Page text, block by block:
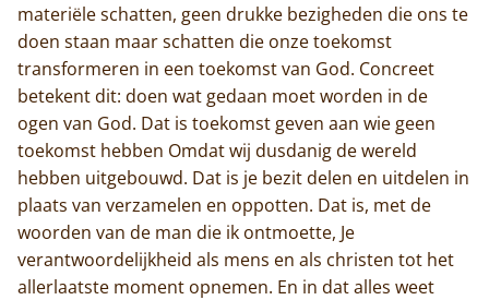
materiële schatten, geen drukke bezigheden die ons te
doen staan maar schatten die onze toekomst
transformeren in een toekomst van God. Concreet
betekent dit: doen wat gedaan moet worden in de
ogen van God. Dat is toekomst geven aan wie geen
toekomst hebben Omdat wij dusdanig de wereld
hebben uitgebouwd. Dat is je bezit delen en uitdelen in
plaats van verzamelen en oppotten. Dat is, met de
woorden van de man die ik ontmoette, Je
verantwoordelijkheid als mens en als christen tot het
allerlaatste moment opnemen. En in dat alles weet